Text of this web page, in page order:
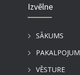
Izvēlne
SĀKUMS
VĒSTURE